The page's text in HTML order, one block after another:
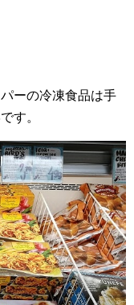
ーの冷凍食品は手
す。